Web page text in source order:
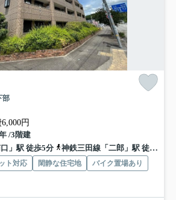
部
円
/3階建
」駅 徒歩5分
神鉄三田線「二郎」駅 徒歩10分
ト対応 閑静な住宅地
バイク置場あり